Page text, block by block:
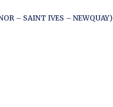
– SAINT IVES – NEWQUAY)